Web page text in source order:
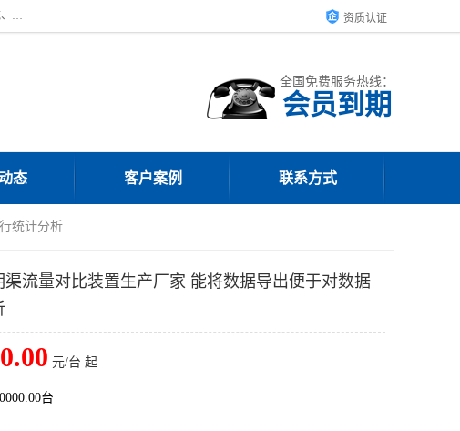
青岛路博环保公司主营：低浓度烟尘烟气分析仪、高锰酸盐指数全自动分析仪、便携式超声波明渠流量计、便携式水质采样器、恒温恒湿称重系统、手持式油烟检测仪等;是一家集环保科研、设计、生产、维护、销售和系统集成为一体的综合性高科技企业。路博人秉承"科学技术是第一生产力的重要理念，倡导环境友好型的生产、生活和消费方式。 资质认证
全国免费服务热线：
会员到期
态 客户案例 联系方式
统计分析
渠流量对比装置生产厂家 能将数据导出便于对数据
元/台 起
台